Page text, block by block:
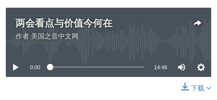
关注新疆
GEN Z 看美国
两会看点与价值今何在
作者 美国之音中文网
0:00 14:48
下载